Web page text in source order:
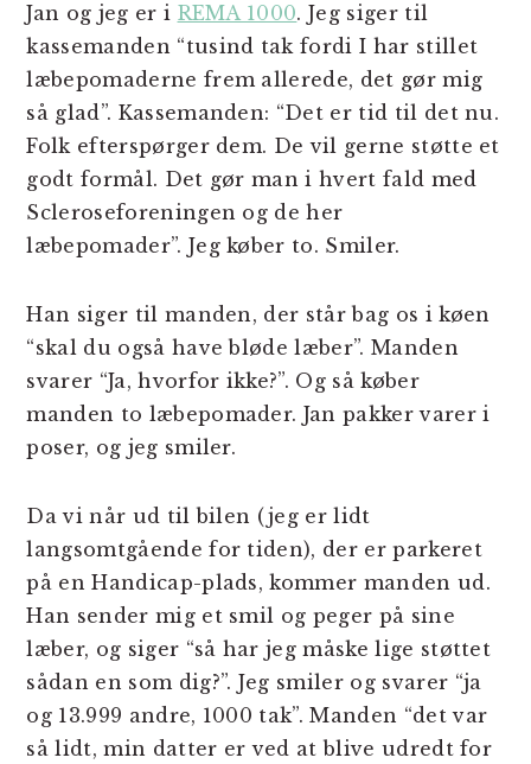
Jan og jeg er i REMA 1000. Jeg siger til
kassemanden “tusind tak fordi I har stillet
læbepomaderne frem allerede, det gør mig
så glad”. Kassemanden: “Det er tid til det nu.
Folk efterspørger dem. De vil gerne støtte et
godt formål. Det gør man i hvert fald med
Scleroseforeningen og de her
læbepomader”. Jeg køber to. Smiler.
Han siger til manden, der står bag os i køen
“skal du også have bløde læber”. Manden
svarer “Ja, hvorfor ikke?”. Og så køber
manden to læbepomader. Jan pakker varer i
poser, og jeg smiler.
Da vi når ud til bilen (jeg er lidt
langsomtgående for tiden), der er parkeret
på en Handicap-plads, kommer manden ud.
Han sender mig et smil og peger på sine
læber, og siger “så har jeg måske lige støttet
sådan en som dig?”. Jeg smiler og svarer “ja
og 13.999 andre, 1000 tak”. Manden “det var
så lidt, min datter er ved at blive udredt for